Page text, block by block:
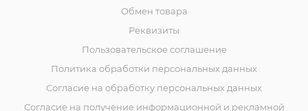
Обмен товара
Реквизиты
Пользовательское соглашение
Политика обработки персональных данных
Согласие на обработку персональных данных
Согласие на получение информационной и рекламной